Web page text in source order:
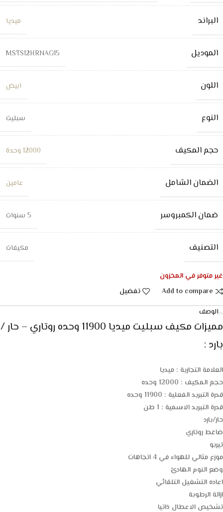
البراند ميديا
الموديل MSTS12HRNAG15
اللون ابيض
النوع سبليت
حجم المكيف 12000 وحدة
الضمان الشامل عامين
ضمان الكمبروسر 5 سنوات
التصنيف مكيفات
غير متوفر في المخزون
Add to compare
تفضيل
الوصف
مميزات مكيف سبليت ميديا 11900 وحده روتاري – حار /
بارد :
العلامة التجارية : ميديا
حجم المكيف : 12000 وحده
قدرة التبريد الفعلية : 11900 وحده
قدرة التبريد الاسمية : 1 طن
حار/بارد
ضاغط روتاري
تيربو
موزع مثالي للهواء في 4 اتجاهات
وضع النوم الهادئ
اعاده التشغيل التلقائي
ازالة الرطوبة
تشخيص الاعطال ذاتيا